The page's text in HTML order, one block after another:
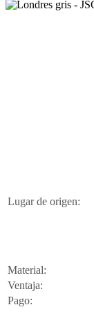
Lugar de origen:
Material:
Ventaja:
Pago: